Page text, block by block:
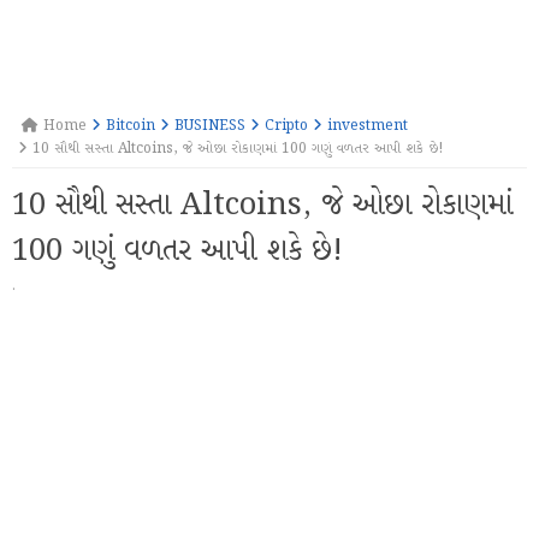
Home Bitcoin BUSINESS Cripto
investment
10 સૌથી સસ્તા Altcoins, જે ઓછા રોકાણમાં 100 ગણું વળતર આપી શકે છે!
10 સૌથી સસ્તા Altcoins, જે ઓછા રોકાણમાં
100 ગણું વળતર આપી શકે છે!
·